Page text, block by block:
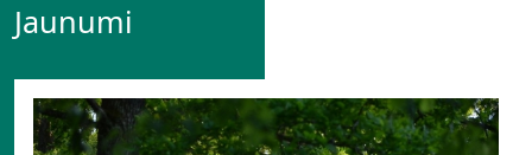
Jaunumi